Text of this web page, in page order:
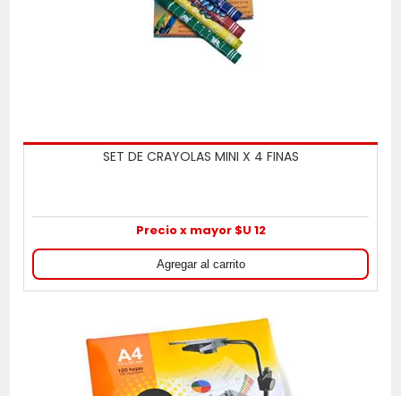
SET DE CRAYOLAS MINI X 4 FINAS
Precio x mayor $U 12